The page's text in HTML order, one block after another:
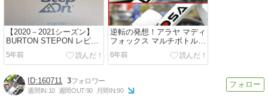
【2020－2021シーズン】
BURTON STEPON レビュ
ー
5年前
逆転の発想！アラヤ マディ
フォックス マルチボトルケ
ージ おすすめボトルケージ
6年前
160711 3
週間IN:10 週間OUT:90 月間IN:90